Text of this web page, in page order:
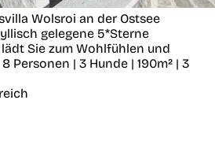
Wolsroi an der Ostsee
gelegene 5*Sterne
Sie zum Wohlfühlen und
8 Personen | 3 Hunde | 190m² | 3